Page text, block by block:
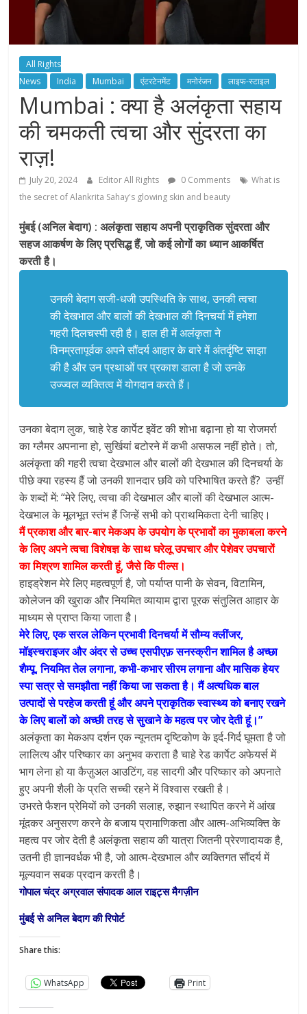
All Rights
News
India Mumbai एंटरटेनमेंट मनोरंजन लाइफ-स्टाइल
Mumbai : क्या है अलंकृता सहाय
की चमकती त्वचा और सुंदरता का
राज़!
July 20, 2024 Editor All Rights 0 Comments
What is
the secret of Alankrita Sahay's glowing skin and beauty
मुंबई (अनिल बेदाग) : अलंकृता सहाय अपनी प्राकृतिक सुंदरता और
सहज आकर्षण के लिए प्रसिद्ध हैं, जो कई लोगों का ध्यान आकर्षित
करती है।
उनकी बेदाग सजी-धजी उपस्थिति के साथ, उनकी त्वचा
की देखभाल और बालों की देखभाल की दिनचर्या में हमेशा
गहरी दिलचस्पी रही है। हाल ही में अलंकृता ने
विनम्रतापूर्वक अपने सौंदर्य आहार के बारे में अंतर्दृष्टि साझा
की है और उन प्रथाओं पर प्रकाश डाला है जो उनके
उज्ज्वल व्यक्तित्व में योगदान करते हैं।
उनका बेदाग लुक, चाहे रेड कार्पेट इवेंट की शोभा बढ़ाना हो या रोजमर्रा
का ग्लैमर अपनाना हो, सुर्खियां बटोरने में कभी असफल नहीं होते। तो,
अलंकृता की गहरी त्वचा देखभाल और बालों की देखभाल की दिनचर्या के
पीछे क्या रहस्य हैं जो उनकी शानदार छवि को परिभाषित करते हैं? उन्हीं
के शब्दों में: “मेरे लिए, त्वचा की देखभाल और बालों की देखभाल आत्म-
देखभाल के मूलभूत स्तंभ हैं जिन्हें सभी को प्राथमिकता देनी चाहिए।
मैं प्रकाश और बार-बार मेकअप के उपयोग के प्रभावों का मुकाबला करने
के लिए अपने त्वचा विशेषज्ञ के साथ घरेलू उपचार और पेशेवर उपचारों
का मिश्रण शामिल करती हूं, जैसे कि पील्स।
हाइड्रेशन मेरे लिए महत्वपूर्ण है, जो पर्याप्त पानी के सेवन, विटामिन,
कोलेजन की खुराक और नियमित व्यायाम द्वारा पूरक संतुलित आहार के
माध्यम से प्राप्त किया जाता है।
मेरे लिए, एक सरल लेकिन प्रभावी दिनचर्या में सौम्य क्लींजर,
मॉइस्चराइजर और अंदर से उच्च एसपीएफ़ सनस्क्रीन शामिल है अच्छा
शैम्पू, नियमित तेल लगाना, कभी-कभार सीरम लगाना और मासिक हेयर
स्पा सत्र से समझौता नहीं किया जा सकता है। मैं अत्यधिक बाल
उत्पादों से परहेज करती हूं और अपने प्राकृतिक स्वास्थ्य को बनाए रखने
के लिए बालों को अच्छी तरह से सुखाने के महत्व पर जोर देती हूं।”
अलंकृता का मेकअप दर्शन एक न्यूनतम दृष्टिकोण के इर्द-गिर्द घूमता है जो
लालित्य और परिष्कार का अनुभव कराता है चाहे रेड कार्पेट अफेयर्स में
भाग लेना हो या कैज़ुअल आउटिंग, वह सादगी और परिष्कार को अपनाते
हुए अपनी शैली के प्रति सच्ची रहने में विश्वास रखती है।
उभरते फैशन प्रेमियों को उनकी सलाह, रुझान स्थापित करने में आंख
मूंदकर अनुसरण करने के बजाय प्रामाणिकता और आत्म-अभिव्यक्ति के
महत्व पर जोर देती है अलंकृता सहाय की यात्रा जितनी प्रेरणादायक है,
उतनी ही ज्ञानवर्धक भी है, जो आत्म-देखभाल और व्यक्तिगत सौंदर्य में
मूल्यवान सबक प्रदान करती है।
गोपाल चंद्र अग्रवाल संपादक आल राइट्स मैगज़ीन
मुंबई से अनिल बेदाग की रिपोर्ट
Share this:
WhatsApp Print